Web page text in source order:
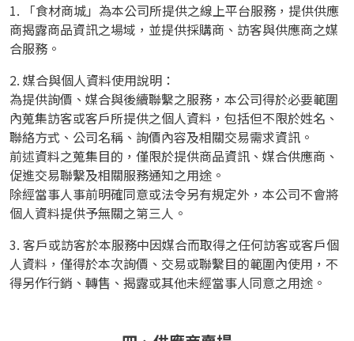
1. 「食材商城」為本公司所提供之線上平台服務，提供供應
商揭露商品資訊之場域，並提供採購商、訪客與供應商之媒
合服務。
2. 媒合與個人資料使用說明：
為提供詢價、媒合與後續聯繫之服務，本公司得於必要範圍
內蒐集訪客或客戶所提供之個人資料，包括但不限於姓名、
聯絡方式、公司名稱、詢價內容及相關交易需求資訊。
前述資料之蒐集目的，僅限於提供商品資訊、媒合供應商、
促進交易聯繫及相關服務通知之用途。
除經當事人事前明確同意或法令另有規定外，本公司不會將
個人資料提供予無關之第三人。
3. 客戶或訪客於本服務中因媒合而取得之任何訪客或客戶個
人資料，僅得於本次詢價、交易或聯繫目的範圍內使用，不
得另作行銷、轉售、揭露或其他未經當事人同意之用途。